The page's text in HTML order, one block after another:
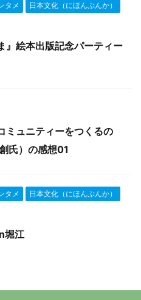
タメ
日本文化（にほんぶんか）
』絵本出版記念パーティー
ミュニティーをつくるの
氏）の感想01
タメ
日本文化（にほんぶんか）
堀江